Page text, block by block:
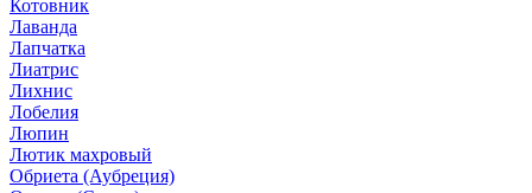
Котовник
Лаванда
Лапчатка
Лиатрис
Лихнис
Лобелия
Люпин
Лютик махровый
Обриета (Аубреция)